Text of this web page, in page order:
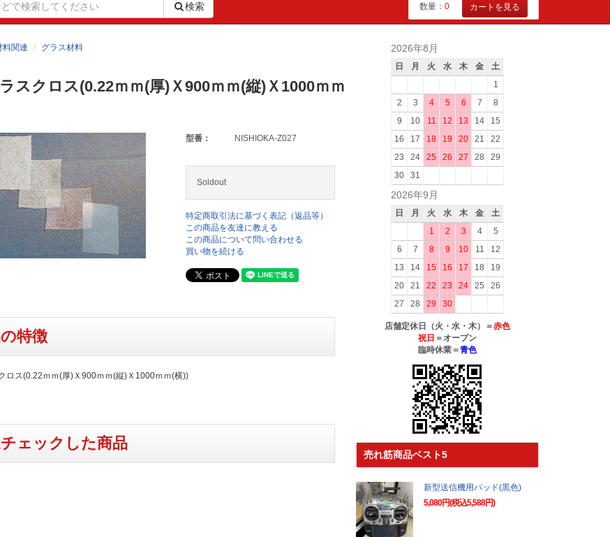
検索 数量： 0 カートを見る
料関連 グラス材料
スクロス(0.22ｍｍ(厚)Ｘ900ｍｍ(縦)Ｘ1000ｍｍ
型番： NISHIOKA-Z027
Soldout
特定商取引法に基づく表記（返品等）
この商品を友達に教える
この商品について問い合わせる
買い物を続ける
特徴
ロス(0.22ｍｍ(厚)Ｘ900ｍｍ(縦)Ｘ1000ｍｍ(横))
ェックした商品
2026年8月
日 月 火 水 木 金
土
1
2
3 4 5 6 7
8
9
10 11 12 13 14
15
16
17 18 19 20 21
22
23
24 25 26 27 28
29
30
31
2026年9月
日 月 火 水 木 金
土
1
2 3 4
5
6
7 8 9 10 11
12
13
14 15 16 17 18
19
20
21 22 23 24 25
26
27
28 29 30
店舗定休日（火・水・木）＝赤色
祝日 ＝オープン
臨時休業＝青色
売れ筋商品ベスト5
新型送信機用パッド(黒色)
5,080円(税込5,588円)